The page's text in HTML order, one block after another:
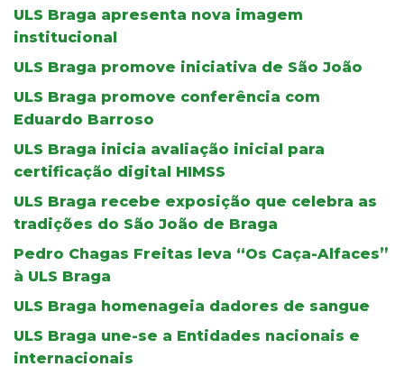
ULS Braga apresenta nova imagem
institucional
ULS Braga promove iniciativa de São João
ULS Braga promove conferência com
Eduardo Barroso
ULS Braga inicia avaliação inicial para
certificação digital HIMSS
ULS Braga recebe exposição que celebra as
tradições do São João de Braga
Pedro Chagas Freitas leva “Os Caça-Alfaces”
à ULS Braga
ULS Braga homenageia dadores de sangue
ULS Braga une-se a Entidades nacionais e
internacionais